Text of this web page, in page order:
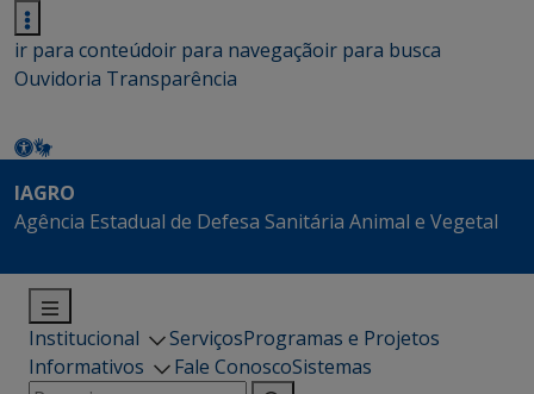
ir para conteúdoir para navegaçãoir para busca
Ouvidoria Transparência
IAGRO
Agência Estadual de Defesa Sanitária Animal e Vegetal
Institucional ServiçosProgramas e Projetos
Informativos
Fale ConoscoSistemas